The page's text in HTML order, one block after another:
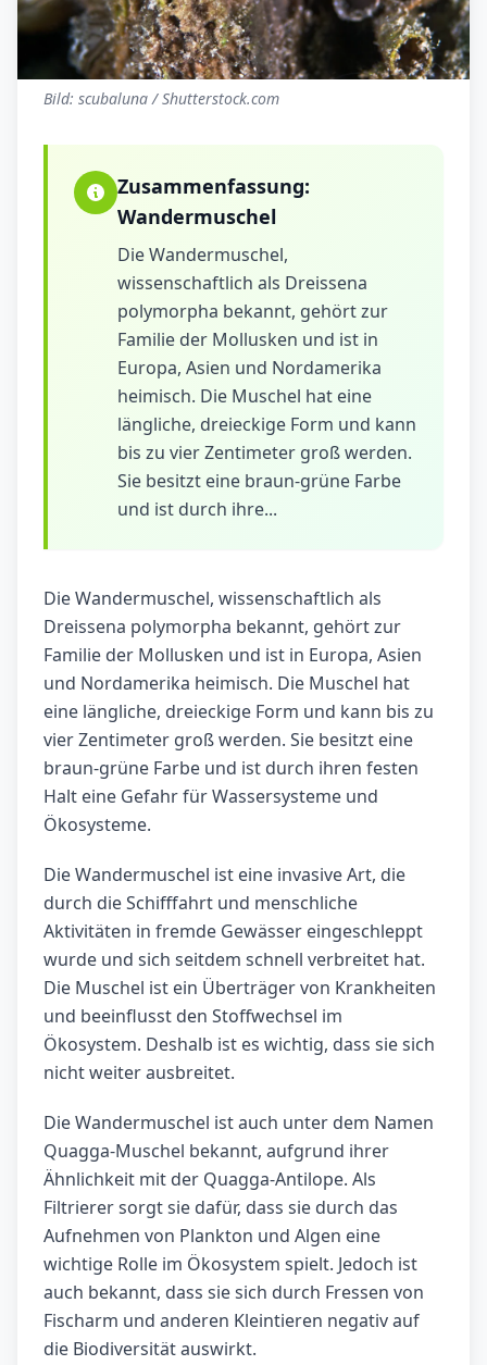
Bild: scubaluna / Shutterstock.com
Zusammenfassung:
Wandermuschel
Die Wandermuschel,
wissenschaftlich als Dreissena
polymorpha bekannt, gehört zur
Familie der Mollusken und ist in
Europa, Asien und Nordamerika
heimisch. Die Muschel hat eine
längliche, dreieckige Form und kann
bis zu vier Zentimeter groß werden.
Sie besitzt eine braun-grüne Farbe
und ist durch ihre...
Die Wandermuschel, wissenschaftlich als
Dreissena polymorpha bekannt, gehört zur
Familie der Mollusken und ist in Europa, Asien
und Nordamerika heimisch. Die Muschel hat
eine längliche, dreieckige Form und kann bis zu
vier Zentimeter groß werden. Sie besitzt eine
braun-grüne Farbe und ist durch ihren festen
Halt eine Gefahr für Wassersysteme und
Ökosysteme.
Die Wandermuschel ist eine invasive Art, die
durch die Schifffahrt und menschliche
Aktivitäten in fremde Gewässer eingeschleppt
wurde und sich seitdem schnell verbreitet hat.
Die Muschel ist ein Überträger von Krankheiten
und beeinflusst den Stoffwechsel im
Ökosystem. Deshalb ist es wichtig, dass sie sich
nicht weiter ausbreitet.
Die Wandermuschel ist auch unter dem Namen
Quagga-Muschel bekannt, aufgrund ihrer
Ähnlichkeit mit der Quagga-Antilope. Als
Filtrierer sorgt sie dafür, dass sie durch das
Aufnehmen von Plankton und Algen eine
wichtige Rolle im Ökosystem spielt. Jedoch ist
auch bekannt, dass sie sich durch Fressen von
Fischarm und anderen Kleintieren negativ auf
die Biodiversität auswirkt.